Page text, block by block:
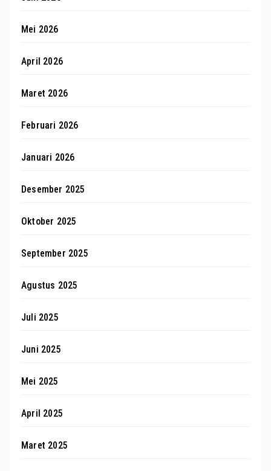
Mei 2026
April 2026
Maret 2026
Februari 2026
Januari 2026
Desember 2025
Oktober 2025
September 2025
Agustus 2025
Juli 2025
Juni 2025
Mei 2025
April 2025
Maret 2025